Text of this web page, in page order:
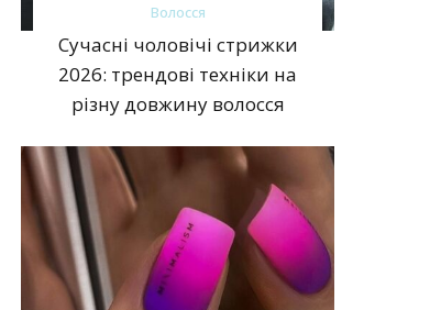
Волосся
Сучасні чоловічі стрижки
2026: трендові техніки на
різну довжину волосся